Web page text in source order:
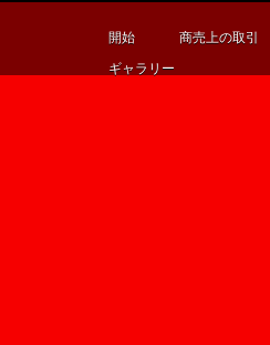
開始
商売上の取引
ギャラリー